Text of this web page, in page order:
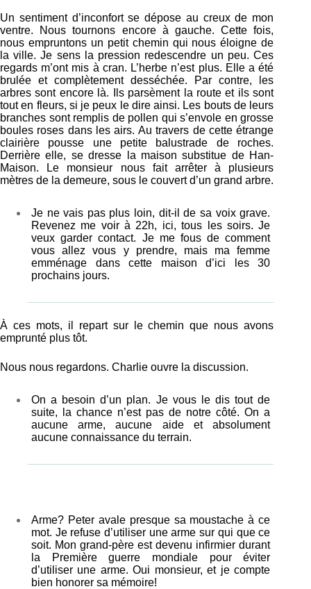
Un sentiment d’inconfort se dépose au creux de mon
ventre. Nous tournons encore à gauche. Cette fois,
nous empruntons un petit chemin qui nous éloigne de
la ville. Je sens la pression redescendre un peu. Ces
regards m’ont mis à cran. L’herbe n’est plus. Elle a été
brulée et complètement desséchée. Par contre, les
arbres sont encore là. Ils parsèment la route et ils sont
tout en fleurs, si je peux le dire ainsi. Les bouts de leurs
branches sont remplis de pollen qui s’envole en grosse
boules roses dans les airs. Au travers de cette étrange
clairière pousse une petite balustrade de roches.
Derrière elle, se dresse la maison substitue de Han-
Maison. Le monsieur nous fait arrêter à plusieurs
mètres de la demeure, sous le couvert d’un grand arbre.
Je ne vais pas plus loin, dit-il de sa voix grave.
Revenez me voir à 22h, ici, tous les soirs. Je
veux garder contact. Je me fous de comment
vous allez vous y prendre, mais ma femme
emménage dans cette maison d’ici les 30
prochains jours.
À ces mots, il repart sur le chemin que nous avons
emprunté plus tôt.
Nous nous regardons. Charlie ouvre la discussion.
On a besoin d’un plan. Je vous le dis tout de
suite, la chance n’est pas de notre côté. On a
aucune arme, aucune aide et absolument
aucune connaissance du terrain.
Arme? Peter avale presque sa moustache à ce
mot. Je refuse d’utiliser une arme sur qui que ce
soit. Mon grand-père est devenu infirmier durant
la Première guerre mondiale pour éviter
d’utiliser une arme. Oui monsieur, et je compte
bien honorer sa mémoire!